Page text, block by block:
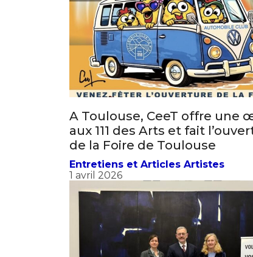
* Champ
Statut /
* Champ
A Toulouse, CeeT offre une
aux 111 des Arts et fait
Entretiens et Articles Artistes